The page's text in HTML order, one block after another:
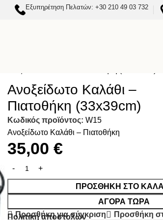
Εξυπηρέτηση Πελατών: +30 210 49 03 732
Ανοξείδωτο Καλάθι –
Πιατοθήκη (33x39cm)
Κωδικός προϊόντος: W15
Ανοξείδωτο Καλάθι – Πιατοθήκη
35,00 €
ΠΡΟΣΘΉΚΗ ΣΤΟ
ΑΓΟΡΆ ΤΏΡΑ
Προσθήκη για σύγκριση
Προσθήκη
Πολιτική αποστολών